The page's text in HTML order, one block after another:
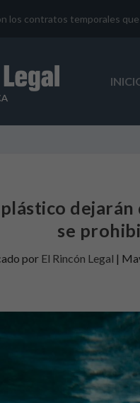
los contratos temporales que
plástico
se
por El Rincón Legal |